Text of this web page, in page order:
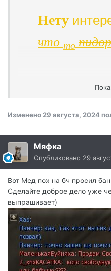
Нету
что то
Изменено 29 августа, 2024
Мяфка
Опубликовано 29
Вот Мед пох на бч просил
Сделайте доброе дело уже
выпрашивает)